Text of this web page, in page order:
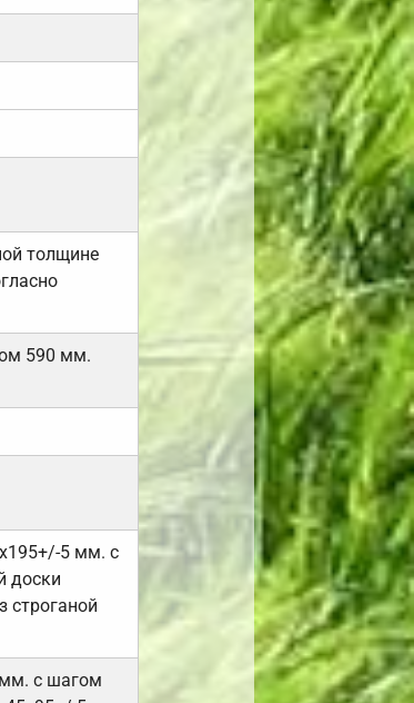
толщине
590 мм.
5 мм. с
доски
строганой
мм. с шагом